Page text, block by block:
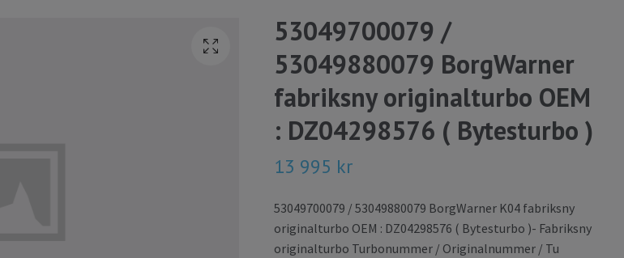
53049700079 /
53049880079 BorgWarner
fabriksny originalturbo OEM
: DZ04298576 ( Bytesturbo )
13 995 kr
53049700079 / 53049880079 BorgWarner K04 fabriksny
originalturbo OEM : DZ04298576 ( Bytesturbo )- Fabriksny
originalturbo Turbonummer / Originalnummer / Tu